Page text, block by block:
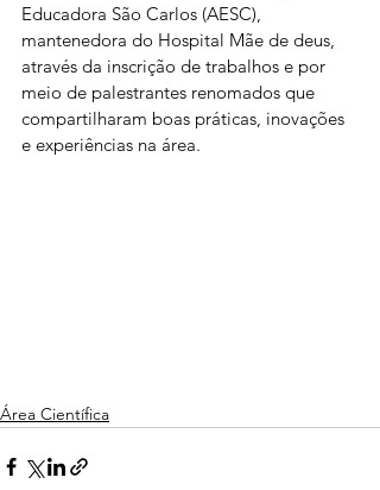
Educadora São Carlos (AESC),
mantenedora do Hospital Mãe de deus,
através da inscrição de trabalhos e por
meio de palestrantes renomados que
compartilharam boas práticas, inovações
e experiências na área.
Área Científica